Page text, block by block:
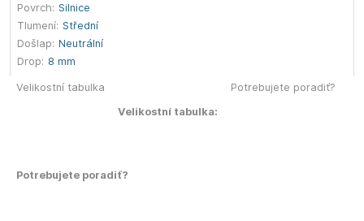
Povrch: Silnice
Tlumení: Střední
Došlap: Neutrální
Drop: 8 mm
Velikostní tabulka
Velikostní tabulka:
Potrebujete poradiť?
Potrebujete poradiť?